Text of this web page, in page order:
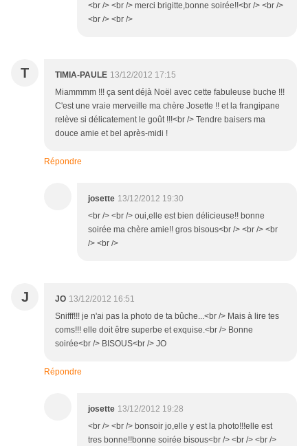
<br /> <br /> merci brigitte,bonne soirée!!<br /> <br />
<br /> <br />
T TIMIA-PAULE 13/12/2012 17:15
Miammmm !!! ça sent déjà Noël avec cette fabuleuse buche !!!
C'est une vraie merveille ma chère Josette !! et la frangipane
relève si délicatement le goût !!!<br /> Tendre baisers ma
douce amie et bel après-midi !
Répondre
josette 13/12/2012 19:30
<br /> <br /> oui,elle est bien délicieuse!! bonne
soirée ma chère amie!! gros bisous<br /> <br /> <br
/> <br />
J JO 13/12/2012 16:51
Snifff!!! je n'ai pas la photo de ta bûche...<br /> Mais à lire tes
coms!!! elle doit être superbe et exquise.<br /> Bonne
soirée<br /> BISOUS<br /> JO
Répondre
josette 13/12/2012 19:28
<br /> <br /> bonsoir jo,elle y est la photo!!!elle est
tres bonne!!bonne soirée bisous<br /> <br /> <br />